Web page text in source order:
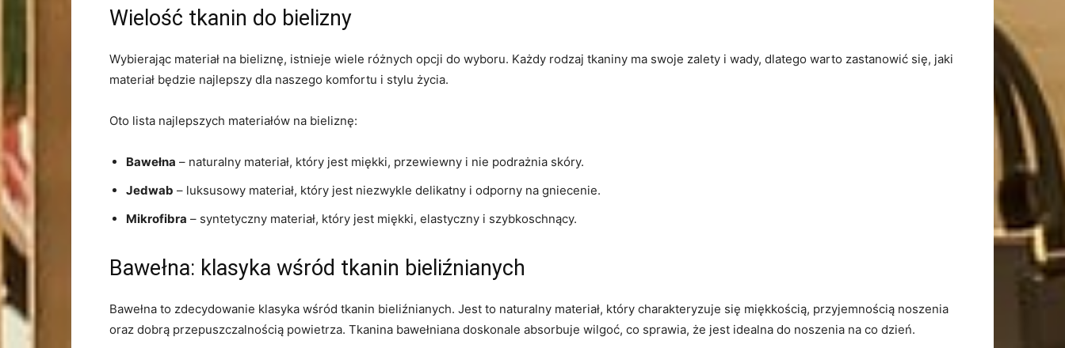
Wielość tkanin ​do bielizny
Wybierając materiał na bieliznę, istnieje wiele różnych opcji do wyboru. Każdy rodzaj tkaniny ma swoje zalety ​i wady, ‍dlatego warto zastanowić się, jaki
materiał będzie najlepszy ⁢dla naszego komfortu i stylu życia.
Oto lista najlepszych materiałów​ na bieliznę:
Bawełna – naturalny materiał, który jest miękki, przewiewny i‍ nie ‌podrażnia skóry.
Jedwab – luksusowy materiał, który jest niezwykle delikatny ⁣i odporny‌ na⁤ gniecenie.
Mikrofibra – syntetyczny materiał, który jest ​miękki, elastyczny i szybkoschnący.
Bawełna: klasyka ⁤wśród tkanin bieliźnianych
Bawełna to zdecydowanie klasyka wśród tkanin bieliźnianych. Jest to naturalny materiał, który⁢ charakteryzuje się miękkością, przyjemnością noszenia
oraz dobrą przepuszczalnością powietrza.⁢ Tkanina bawełniana doskonale absorbuje wilgoć, co⁢ sprawia,⁣ że ⁣jest idealna do noszenia na​ co dzień.